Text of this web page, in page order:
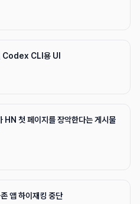
CLI용 UI
첫 페이지를 장악한다는 게시물
앱 하이재킹 중단